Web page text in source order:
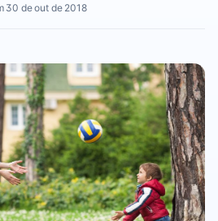
30 de out de 2018